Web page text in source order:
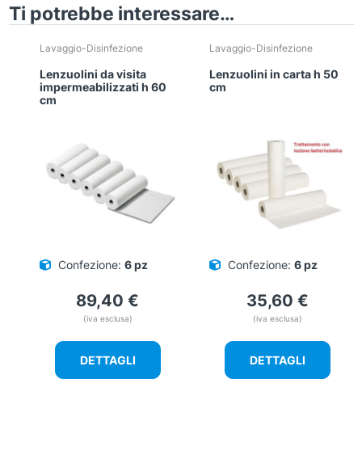
Ti potrebbe interessare…
Lavaggio-Disinfezione
Lenzuolini da visita
impermeabilizzati h 60
cm
Confezione: 6 pz
89,40 €
(iva esclusa)
DETTAGLI
Lavaggio-Disinfezione
Lenzuolini in carta h 50
cm
Confezione: 6 pz
35,60 €
(iva esclusa)
DETTAGLI